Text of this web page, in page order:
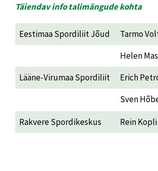
Täiendav info talimängude kohta
Eestimaa Spordiliit Jõud Tarmo
Helen
Lääne-Virumaa Spordiliit
Erich
Sven
Rakvere Spordikeskus
Rein Kopli